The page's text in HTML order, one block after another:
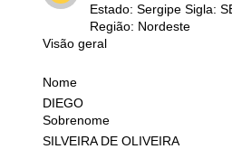
Estado: Sergipe Sigla:
Região: Nordeste
Visão geral
Nome
DIEGO
Sobrenome
SILVEIRA DE OLIVEIRA